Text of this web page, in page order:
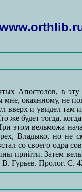
Апостолов, в эту
окаянному, не
вверх и увидел там
же будет тогда,
этом вельможа
Владыко, но не
со своего одра
прийти. Затем
В. Гурьев. Пролог. С.